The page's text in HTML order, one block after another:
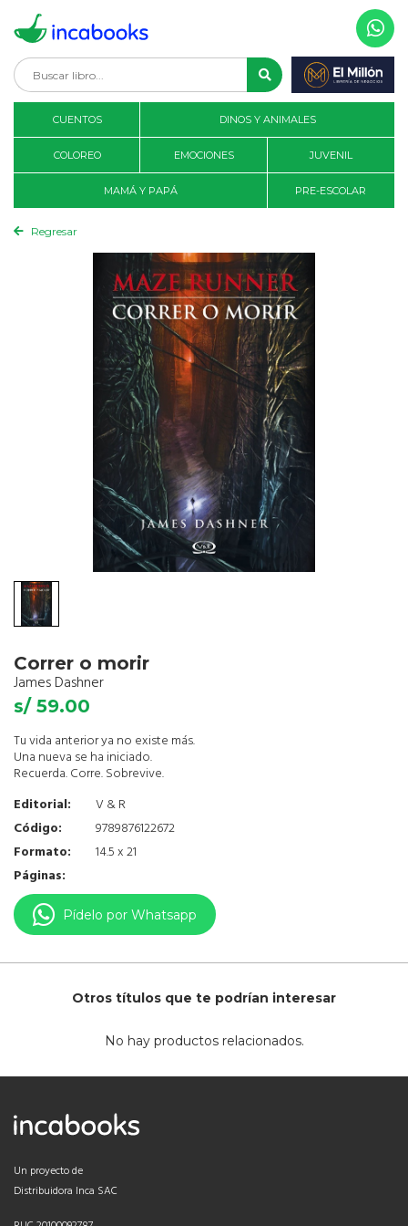
CUENTOS DINOS Y ANIMALES
COLOREO EMOCIONES JUVENIL
MAMÁ Y PAPÁ PRE-ESCOLAR
Regresar
Correr o morir
James Dashner
s/ 59.00
Tu vida anterior ya no existe más.
Una nueva se ha iniciado.
Recuerda. Corre. Sobrevive.
Editorial:
V & R
Código:
9789876122672
Formato:
14.5 x 21
Páginas:
Pídelo por Whatsapp
Otros títulos que te podrían interesar
No hay productos relacionados.
Un proyecto de
Distribuidora Inca SAC